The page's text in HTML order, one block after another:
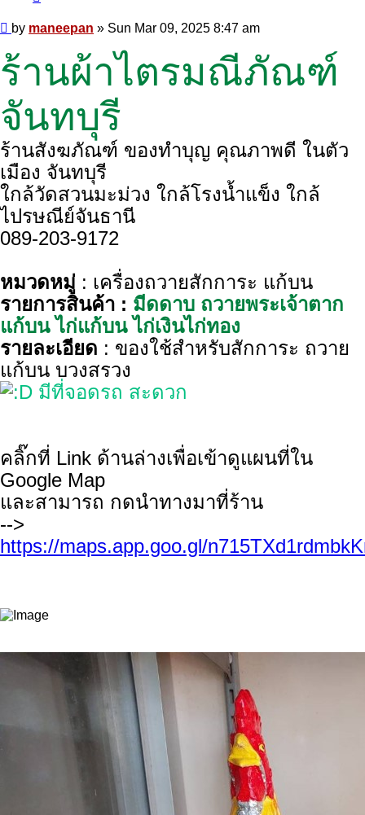
Post
by maneepan » Sun Mar 09, 2025 8:47 am
ร้านผ้าไตรมณีภัณฑ์
จันทบุรี
ร้านสังฆภัณฑ์ ของทำบุญ คุณภาพดี ในตัว
เมือง จันทบุรี
ใกล้วัดสวนมะม่วง ใกล้โรงน้ำแข็ง ใกล้
ไปรษณีย์จันธานี
089-203-9172
หมวดหมู่ : เครื่องถวายสักการะ แก้บน
รายการสินค้า : มีดดาบ ถวายพระเจ้าตาก
แก้บน ไก่แก้บน ไก่เงินไก่ทอง
รายละเอียด : ของใช้สำหรับสักการะ ถวาย
แก้บน บวงสรวง
มีที่จอดรถ สะดวก
คลิ๊กที่ Link ด้านล่างเพื่อเข้าดูแผนที่ใน
Google Map
และสามารถ กดนำทางมาที่ร้าน
-->
https://maps.app.goo.gl/